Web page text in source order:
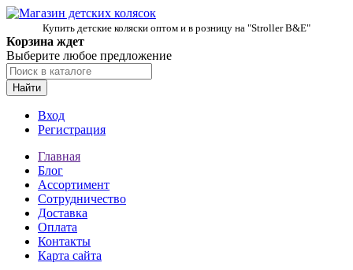
Купить детские коляски оптом и в розницу на "Stroller B&E"
Корзина ждет
Выберите любое предложение
Найти
Вход
Регистрация
Главная
Блог
Ассортимент
Сотрудничество
Доставка
Оплата
Контакты
Карта сайта